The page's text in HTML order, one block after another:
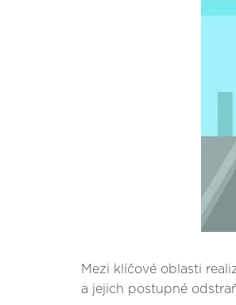
Mezi klíčové oblasti
a jejich postupné